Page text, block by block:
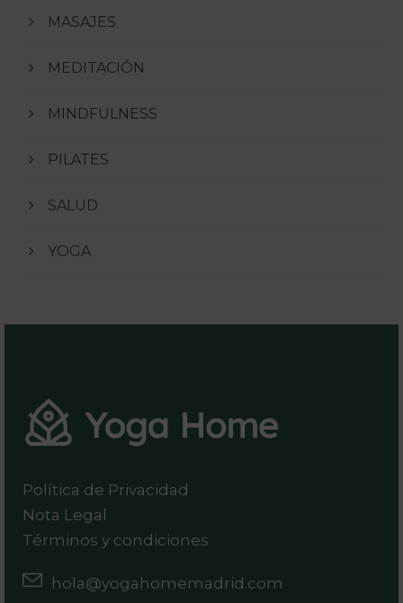
MASAJES
MEDITACIÓN
MINDFULNESS
PILATES
SALUD
YOGA
Política de Privacidad
Nota Legal
Términos y condiciones
hola@yogahomemadrid.com